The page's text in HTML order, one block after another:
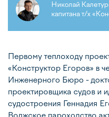
Николай
капитана т/х
Первому теплоходу
«Конструктор Егоров» в
Инженерного Бюро -
проектировщика судов и
судостроения Геннадия